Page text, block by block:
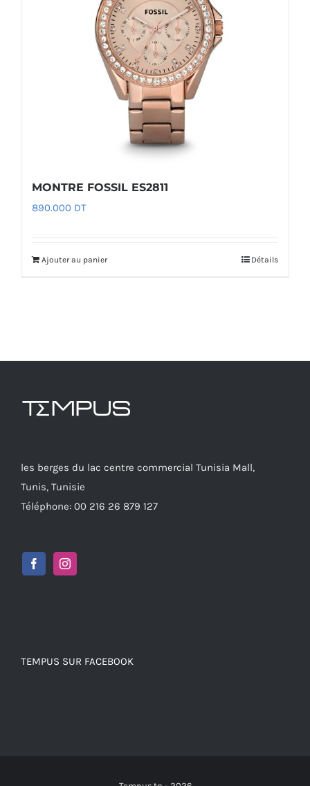
MONTRE FOSSIL ES2811
890.000 DT
Ajouter au panier Détails
les berges du lac centre commercial Tunisia Mall,
Tunis, Tunisie
Téléphone: 00 216 26 879 127
TEMPUS SUR FACEBOOK